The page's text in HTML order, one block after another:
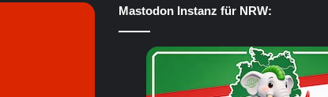
Mastodon Instanz für NRW: